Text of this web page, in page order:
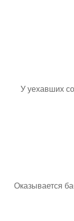
У уехавших
Оказывается